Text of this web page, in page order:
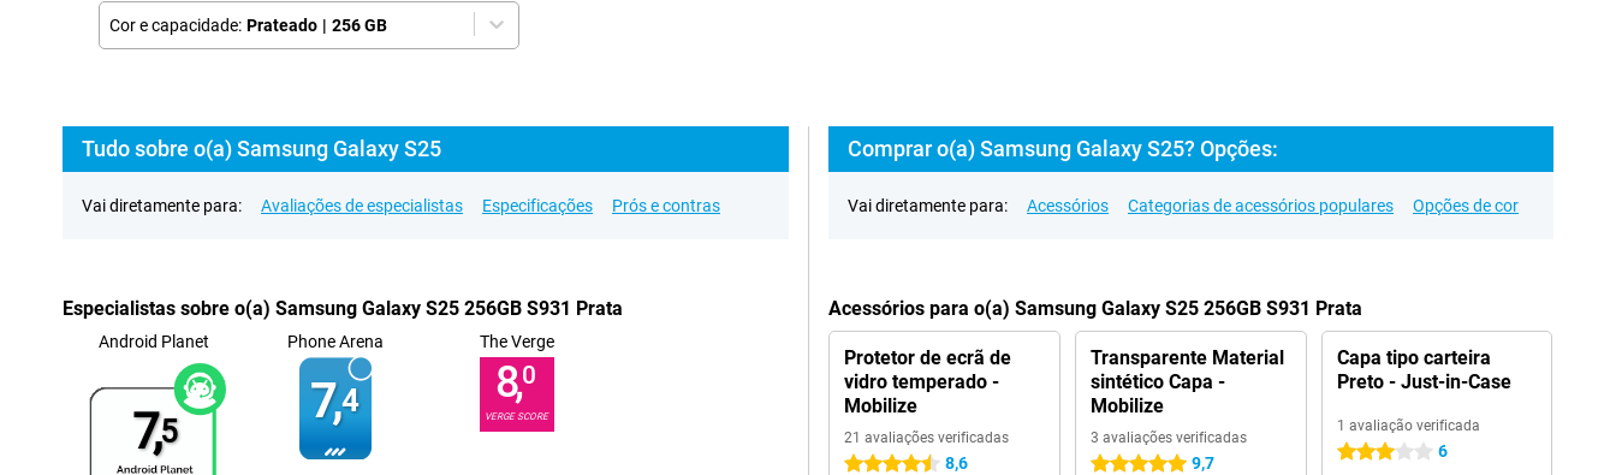
Cor e capacidade: Prateado | 256 GB
Tudo sobre o(a) Samsung Galaxy S25
Vai diretamente para: Avaliações de especialistas Especificações Prós e contras
Especialistas sobre o(a) Samsung Galaxy S25 256GB S931 Prata
Android Planet
7,5
Phone Arena
7,4
The Verge
8,0
VERGE SCORE
Comprar o(a) Samsung Galaxy S25? Opções:
Vai diretamente para: Acessórios Categorias de acessórios populares Opções de cor
Acessórios para o(a) Samsung Galaxy S25 256GB S931 Prata
Protetor de ecrã de
vidro temperado -
Mobilize
21 avaliações verificadas
4.5 estrelas 8,6
Transparente Material
sintético Capa -
Mobilize
3 avaliações verificadas
5 estrelas 9,7
Capa tipo carteira
Preto - Just-in-Case
1 avaliação verificada
3 estrelas 6